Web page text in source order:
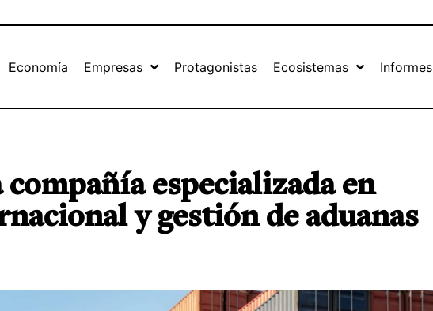
Economía Empresas Protagonistas Ecosistemas Informes
compañía especializada en
y gestión de aduanas